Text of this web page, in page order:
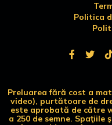
Politica
Preluarea fără cost a
video), purtătoare de
este aprobată de către
a 250 de semne.